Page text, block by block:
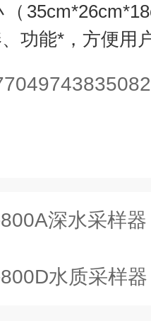
功能*，方便用
深水采样器
水质采样器